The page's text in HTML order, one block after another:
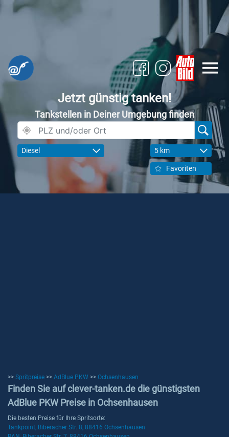
Jetzt günstig tanken!
Tankstellen in Deiner Umgebung finden
Diesel 5 km
Favoriten
>> Spritpreise >> AdBlue PKW >> Ochsenhausen
Finden Sie auf clever-tanken.de die günstigsten
AdBlue PKW Preise in Ochsenhausen
Die besten Preise für Ihre Spritsorte:
Tankpoint, Biberacher Str. 8, 88416 Ochsenhausen